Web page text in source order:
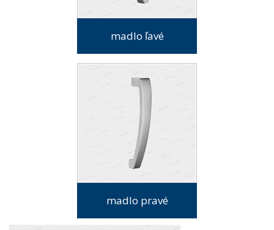
madlo ľavé
madlo pravé